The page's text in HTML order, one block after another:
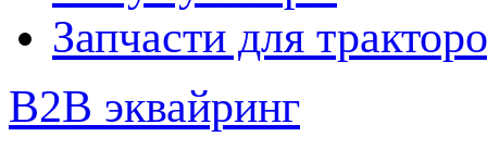
Запчасти для
B2B эквайринг